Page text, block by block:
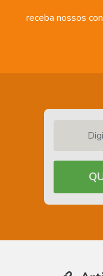
receba nossos